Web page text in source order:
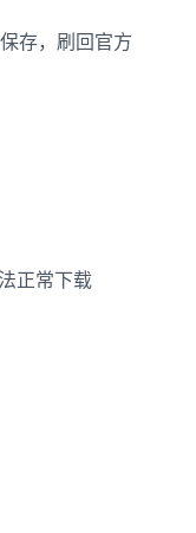
存，刷回官方
正常下载